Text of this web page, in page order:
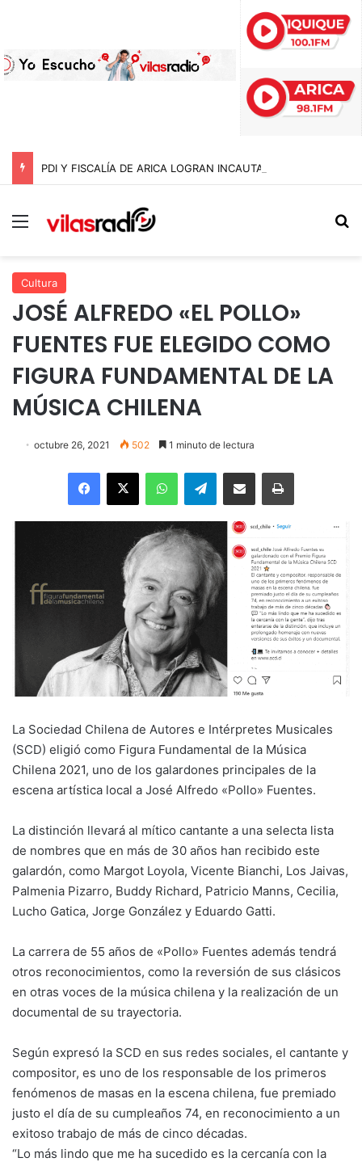
Menú
Cultura
JOSÉ ALFREDO «EL POLLO»
FUENTES FUE ELEGIDO COMO
FIGURA FUNDAMENTAL DE LA
MÚSICA CHILENA
octubre 26, 2021 502 1 minuto de lectura
Facebook
X WhatsAppTelegramEnviar vía email Imprimir
La Sociedad Chilena de Autores e Intérpretes Musicales
(SCD) eligió como Figura Fundamental de la Música
Chilena 2021, uno de los galardones principales de la
escena artística local a José Alfredo «Pollo» Fuentes.
La distinción llevará al mítico cantante a una selecta lista
de nombres que en más de 30 años han recibido este
galardón, como Margot Loyola, Vicente Bianchi, Los Jaivas,
Palmenia Pizarro, Buddy Richard, Patricio Manns, Cecilia,
Lucho Gatica, Jorge González y Eduardo Gatti.
La carrera de 55 años de «Pollo» Fuentes además tendrá
otros reconocimientos, como la reversión de sus clásicos
en otras voces de la música chilena y la realización de un
documental de su trayectoria.
Según expresó la SCD en sus redes sociales, el cantante y
compositor, es uno de los responsable de los primeros
fenómenos de masas en la escena chilena, fue premiado
justo el día de su cumpleaños 74, en reconocimiento a un
exitoso trabajo de más de cinco décadas.
“Lo más lindo que me ha sucedido es la cercanía con la